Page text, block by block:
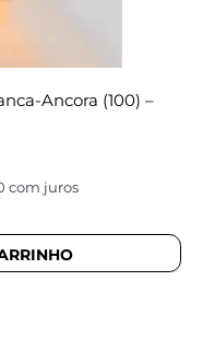
Ancora (100) –
com juros